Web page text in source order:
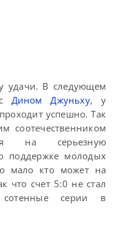
удачи. В следующем
Дином Джуньху, у
успешно. Так
соотечественником
на серьезную
поддержке молодых
мало кто может на
что счет 5:0 не стал
серии в